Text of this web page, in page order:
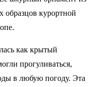
курортной
как крытый
прогуливаться,
в любую погоду. Эта